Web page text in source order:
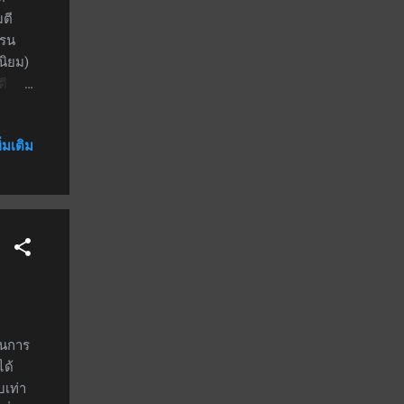
ตี
น
ยม)
า
มี
ลียร์
เติม
การ
ด้
ท่า